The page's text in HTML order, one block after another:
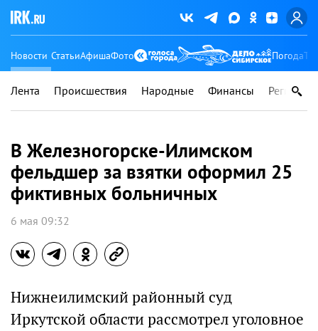
Новости СтатьиАфишаФото Погода
Лента Происшествия Народные Финансы Регионы
В Железногорске-Илимском
фельдшер за взятки оформил 25
фиктивных больничных
6 мая 09:32
Нижнеилимский районный суд
Иркутской области рассмотрел уголовное